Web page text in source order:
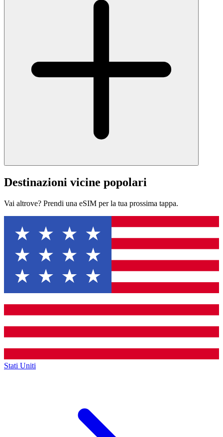
Destinazioni vicine popolari
Vai altrove? Prendi una eSIM per la tua prossima tappa.
Stati Uniti